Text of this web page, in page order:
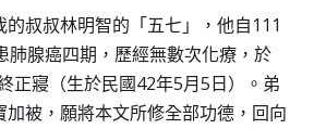
叔叔林明智的「五七」，他自111
肺腺癌四期，歷經無數次化療，於
正寢（生於民國42年5月5日）。弟
加被，願將本文所修全部功德，回向